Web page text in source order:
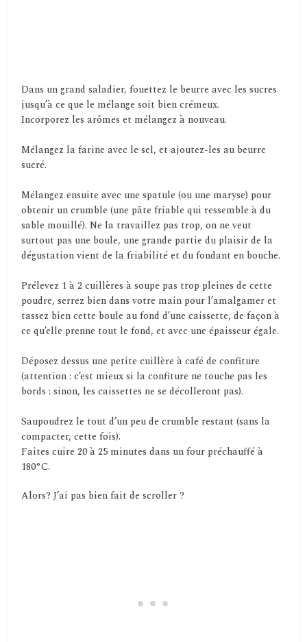
Dans un grand saladier, fouettez le beurre avec les sucres
jusqu’à ce que le mélange soit bien crémeux.
Incorporez les arômes et mélangez à nouveau.
Mélangez la farine avec le sel, et ajoutez-les au beurre
sucré.
Mélangez ensuite avec une spatule (ou une maryse) pour
obtenir un crumble (une pâte friable qui ressemble à du
sable mouillé). Ne la travaillez pas trop, on ne veut
surtout pas une boule, une grande partie du plaisir de la
dégustation vient de la friabilité et du fondant en bouche.
Prélevez 1 à 2 cuillères à soupe pas trop pleines de cette
poudre, serrez bien dans votre main pour l’amalgamer et
tassez bien cette boule au fond d’une caissette, de façon à
ce qu’elle prenne tout le fond, et avec une épaisseur égale.
Déposez dessus une petite cuillère à café de confiture
(attention : c’est mieux si la confiture ne touche pas les
bords : sinon, les caissettes ne se décolleront pas).
Saupoudrez le tout d’un peu de crumble restant (sans la
compacter, cette fois).
Faites cuire 20 à 25 minutes dans un four préchauffé à
180°C.
Alors? J’ai pas bien fait de scroller ?